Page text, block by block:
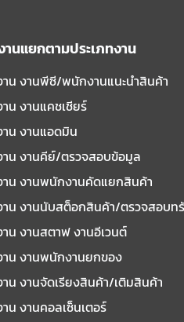
านแยกตามประเภทงาน
าน งานพีซี/พนักงานแนะนําสินค้า
าน งานแคชเชียร์
าน งานแอดมิน
าน งานคีย์/ตรวจสอบข้อมูล
าน งานพนักงานคัดแยกสินค้า
าน งานนับสต็อกสินค้า/ตรวจสอบ
าน งานสตาฟ งานอีเวนต์
าน งานพนักงานยกของ
าน งานจัดเรียงสินค้า/เติมสินค้า
น งานคอลเซ็นเตอร์